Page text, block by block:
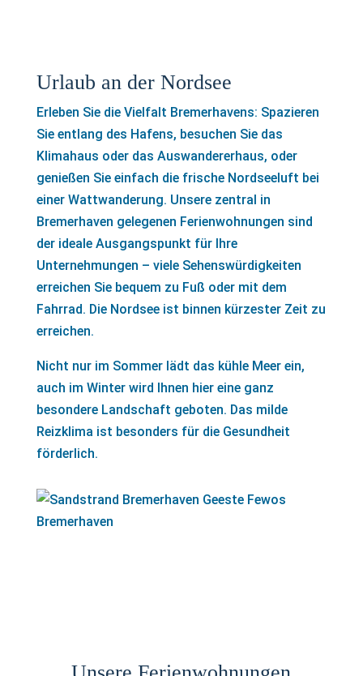
Urlaub an der Nordsee
Erleben Sie die Vielfalt Bremerhavens: Spazieren
Sie entlang des Hafens, besuchen Sie das
Klimahaus oder das Auswandererhaus, oder
genießen Sie einfach die frische Nordseeluft bei
einer Wattwanderung. Unsere zentral in
Bremerhaven gelegenen Ferienwohnungen sind
der ideale Ausgangspunkt für Ihre
Unternehmungen – viele Sehenswürdigkeiten
erreichen Sie bequem zu Fuß oder mit dem
Fahrrad. Die Nordsee ist binnen kürzester Zeit zu
erreichen.
Nicht nur im Sommer lädt das kühle Meer ein,
auch im Winter wird Ihnen hier eine ganz
besondere Landschaft geboten. Das milde
Reizklima ist besonders für die Gesundheit
förderlich.